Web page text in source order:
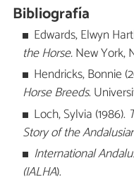
Bibliografía
Edwards, Elwyn
the Horse.New York,
Hendricks, Bonnie
Horse Breeds.
Loch, Sylvia (1986).
Story of the
International
(IALHA).